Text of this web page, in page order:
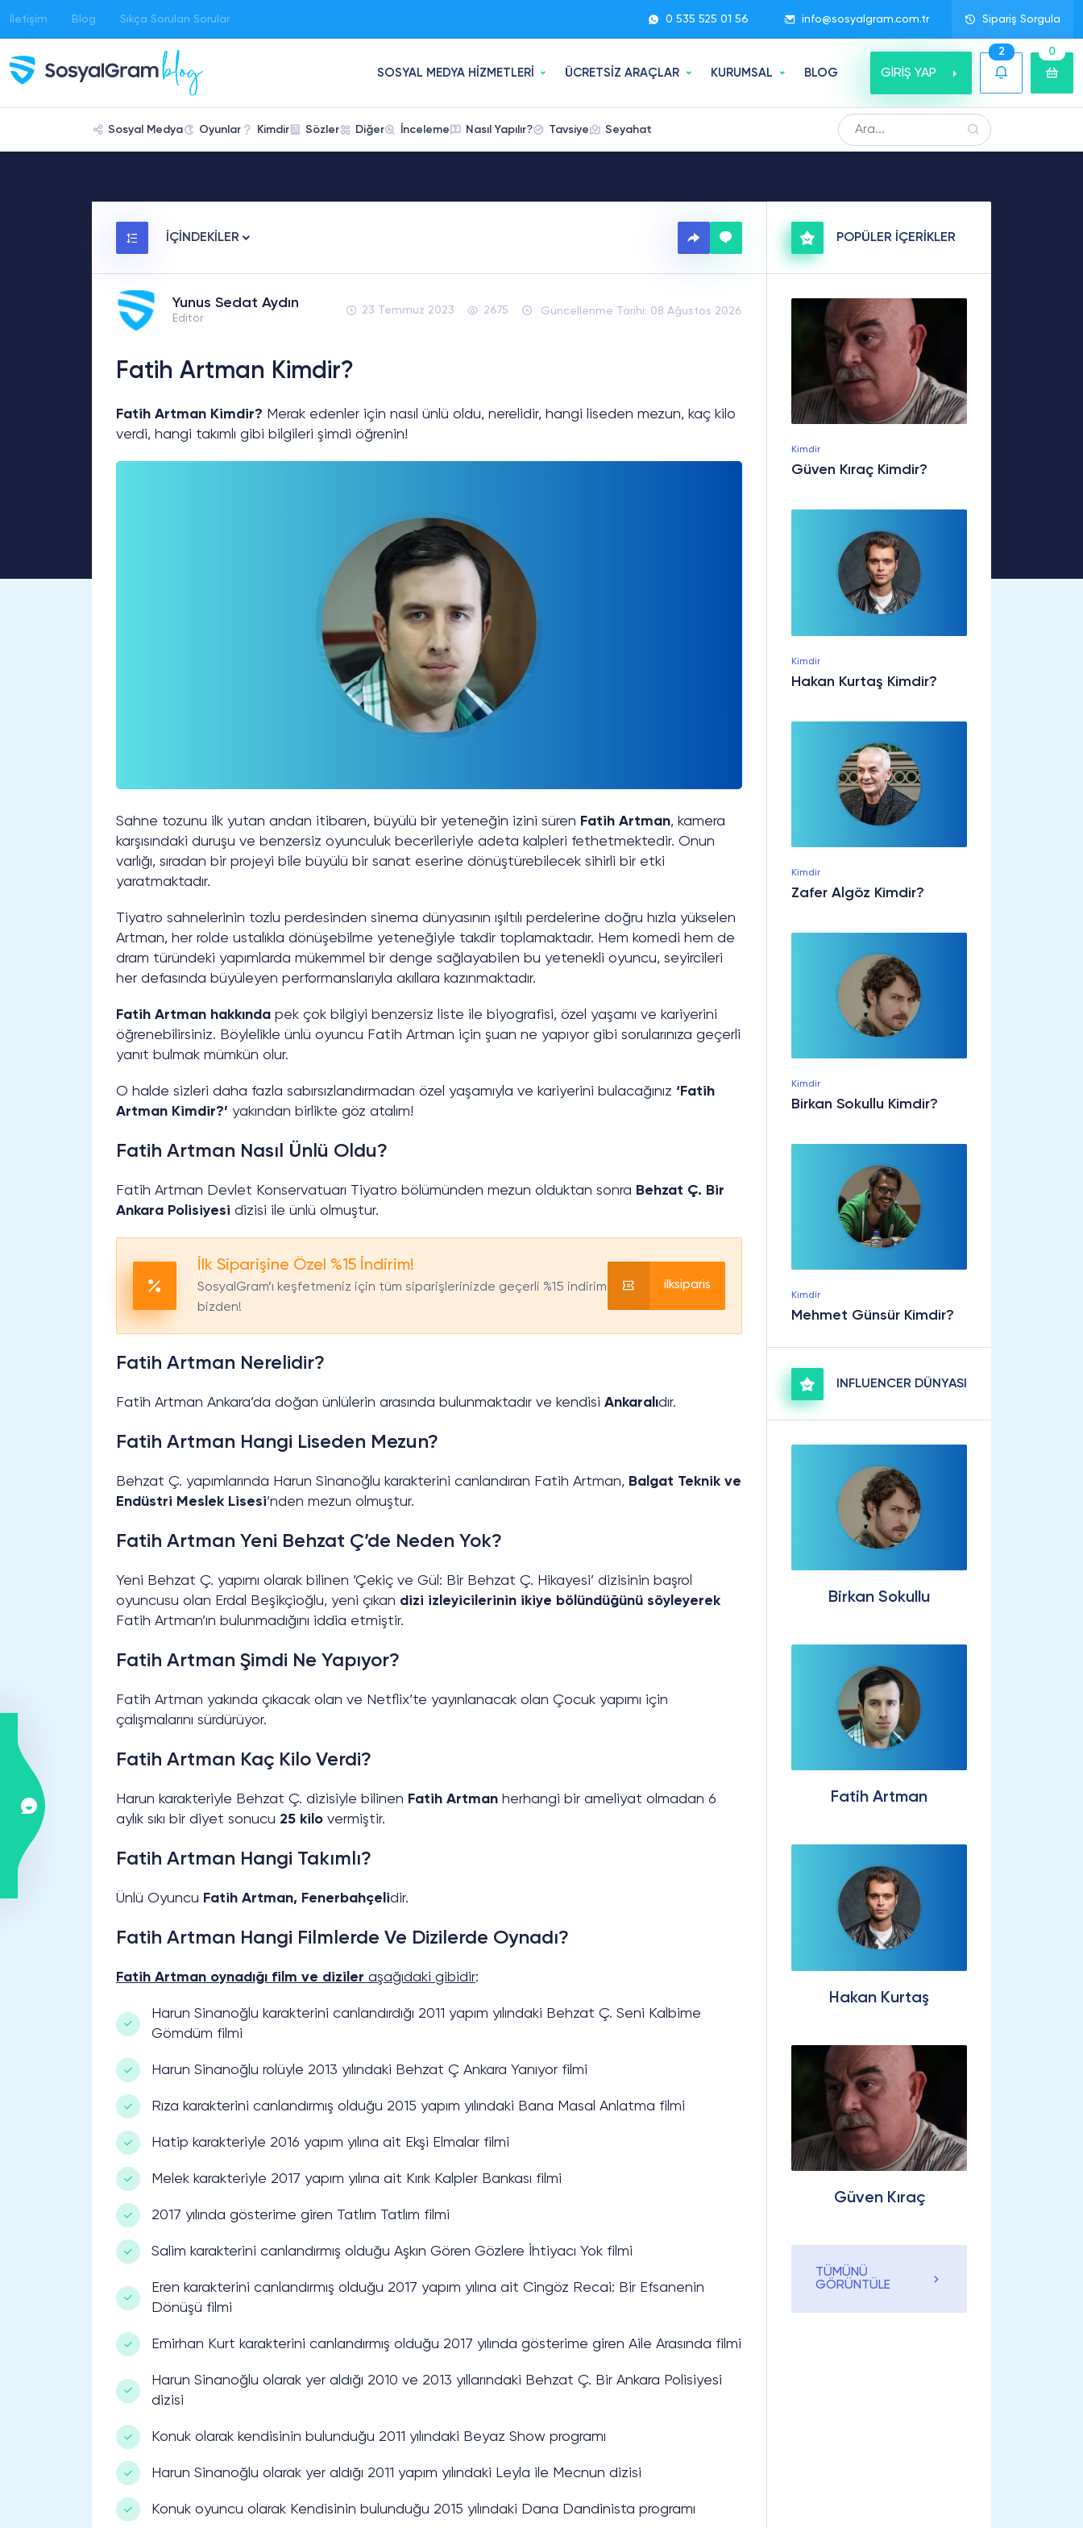
İletişim Blog Sıkça Sorulan Sorular 0 535 525 01 56 info@sosyalgram.com.tr Sipariş Sorgula
SOSYAL MEDYA HİZMETLERİ ÜCRETSİZ ARAÇLAR KURUMSAL BLOG GİRİŞ YAP
2 0
Sosyal Medya Oyunlar Kimdir Sözler Diğer İnceleme Nasıl Yapılır? Tavsiye Seyahat
İÇİNDEKİLER
Yunus Sedat Aydın
Editör
23 Temmuz 2023 2675 Güncellenme Tarihi: 08 Ağustos 2026
Fatih Artman Kimdir?
Fatih Artman Kimdir? Merak edenler için nasıl ünlü oldu, nerelidir, hangi liseden mezun, kaç kilo
verdi, hangi takımlı gibi bilgileri şimdi öğrenin!
Sahne tozunu ilk yutan andan itibaren, büyülü bir yeteneğin izini süren Fatih Artman, kamera
karşısındaki duruşu ve benzersiz oyunculuk becerileriyle adeta kalpleri fethetmektedir. Onun
varlığı, sıradan bir projeyi bile büyülü bir sanat eserine dönüştürebilecek sihirli bir etki
yaratmaktadır.
Tiyatro sahnelerinin tozlu perdesinden sinema dünyasının ışıltılı perdelerine doğru hızla yükselen
Artman, her rolde ustalıkla dönüşebilme yeteneğiyle takdir toplamaktadır. Hem komedi hem de
dram türündeki yapımlarda mükemmel bir denge sağlayabilen bu yetenekli oyuncu, seyircileri
her defasında büyüleyen performanslarıyla akıllara kazınmaktadır.
Fatih Artman hakkında pek çok bilgiyi benzersiz liste ile biyografisi, özel yaşamı ve kariyerini
öğrenebilirsiniz. Böylelikle ünlü oyuncu Fatih Artman için şuan ne yapıyor gibi sorularınıza geçerli
yanıt bulmak mümkün olur.
O halde sizleri daha fazla sabırsızlandırmadan özel yaşamıyla ve kariyerini bulacağınız ‘Fatih
Artman Kimdir?’ yakından birlikte göz atalım!
Fatih Artman Nasıl Ünlü Oldu?
Fatih Artman Devlet Konservatuarı Tiyatro bölümünden mezun olduktan sonra Behzat Ç. Bir
Ankara Polisiyesi dizisi ile ünlü olmuştur.
İlk Siparişine Özel %15 İndirim!
SosyalGram’ı keşfetmeniz için tüm siparişlerinizde geçerli %15 indirim
bizden!
ilksiparis
Fatih Artman Nerelidir?
Fatih Artman Ankara’da doğan ünlülerin arasında bulunmaktadır ve kendisi Ankaralıdır.
Fatih Artman Hangi Liseden Mezun?
Behzat Ç. yapımlarında Harun Sinanoğlu karakterini canlandıran Fatih Artman, Balgat Teknik ve
Endüstri Meslek Lisesi’nden mezun olmuştur.
Fatih Artman Yeni Behzat Ç’de Neden Yok?
Yeni Behzat Ç. yapımı olarak bilinen ‘Çekiç ve Gül: Bir Behzat Ç. Hikayesi’ dizisinin başrol
oyuncusu olan Erdal Beşikçioğlu, yeni çıkan dizi izleyicilerinin ikiye bölündüğünü söyleyerek
Fatih Artman’ın bulunmadığını iddia etmiştir.
Fatih Artman Şimdi Ne Yapıyor?
Fatih Artman yakında çıkacak olan ve Netflix’te yayınlanacak olan Çocuk yapımı için
çalışmalarını sürdürüyor.
Fatih Artman Kaç Kilo Verdi?
Harun karakteriyle Behzat Ç. dizisiyle bilinen Fatih Artman herhangi bir ameliyat olmadan 6
aylık sıkı bir diyet sonucu 25 kilo vermiştir.
Fatih Artman Hangi Takımlı?
Ünlü Oyuncu Fatih Artman, Fenerbahçelidir.
Fatih Artman Hangi Filmlerde Ve Dizilerde Oynadı?
Fatih Artman oynadığı film ve diziler aşağıdaki gibidir:
Harun Sinanoğlu karakterini canlandırdığı 2011 yapım yılındaki Behzat Ç. Seni Kalbime
Gömdüm filmi
Harun Sinanoğlu rolüyle 2013 yılındaki Behzat Ç Ankara Yanıyor filmi
Rıza karakterini canlandırmış olduğu 2015 yapım yılındaki Bana Masal Anlatma filmi
Hatip karakteriyle 2016 yapım yılına ait Ekşi Elmalar filmi
Melek karakteriyle 2017 yapım yılına ait Kırık Kalpler Bankası filmi
2017 yılında gösterime giren Tatlım Tatlım filmi
Salim karakterini canlandırmış olduğu Aşkın Gören Gözlere İhtiyacı Yok filmi
Eren karakterini canlandırmış olduğu 2017 yapım yılına ait Cingöz Recai: Bir Efsanenin
Dönüşü filmi
Emirhan Kurt karakterini canlandırmış olduğu 2017 yılında gösterime giren Aile Arasında filmi
Harun Sinanoğlu olarak yer aldığı 2010 ve 2013 yıllarındaki Behzat Ç. Bir Ankara Polisiyesi
dizisi
Konuk olarak kendisinin bulunduğu 2011 yılındaki Beyaz Show programı
Harun Sinanoğlu olarak yer aldığı 2011 yapım yılındaki Leyla ile Mecnun dizisi
Konuk oyuncu olarak Kendisinin bulunduğu 2015 yılındaki Dana Dandinista programı
POPÜLER İÇERİKLER
Kimdir
Güven Kıraç Kimdir?
Kimdir
Hakan Kurtaş Kimdir?
Kimdir
Zafer Algöz Kimdir?
Kimdir
Birkan Sokullu Kimdir?
Kimdir
Mehmet Günsür Kimdir?
INFLUENCER DÜNYASI
Birkan Sokullu
Fatih Artman
Hakan Kurtaş
Güven Kıraç
TÜMÜNÜ
GÖRÜNTÜLE